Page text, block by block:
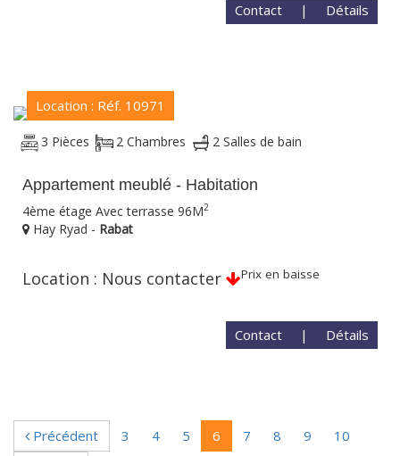
Détails
|
Contact
Location : Réf. 10971
3 Pièces 2 Chambres 2 Salles de bain
Appartement meublé - Habitation
4ème étage Avec terrasse 96M2
Hay Ryad - Rabat
Location : Nous contacter Prix en baisse
Détails
|
Contact
Précédent 3 4 5 6 7 8 9
10